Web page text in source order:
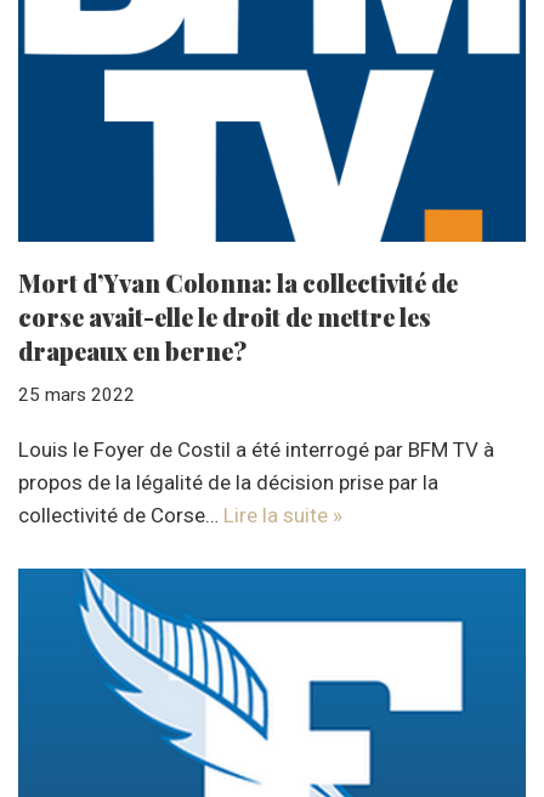
Mort d’Yvan Colonna: la collectivité de
corse avait-elle le droit de mettre les
drapeaux en berne?
25 mars 2022
Louis le Foyer de Costil a été interrogé par BFM TV à
propos de la légalité de la décision prise par la
collectivité de Corse… Lire la suite »